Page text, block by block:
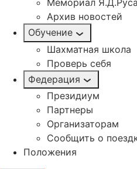
Архив новостей
Обучение
Шахматная школа
Проверь себя
Федерация
Президиум
Партнеры
Организаторам
Сообщить о
Положения